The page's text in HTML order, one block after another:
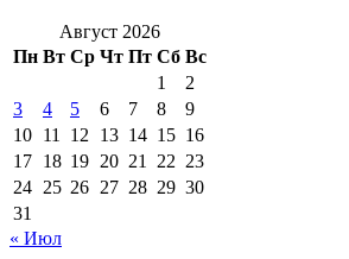
Август 2026
Пн Вт Ср Чт Пт Сб Вс
1
2
3
4 5 6 7 8
9
10 11 12 13 14 15 16
17 18 19 20 21 22 23
24 25 26 27 28 29 30
31
« Июл